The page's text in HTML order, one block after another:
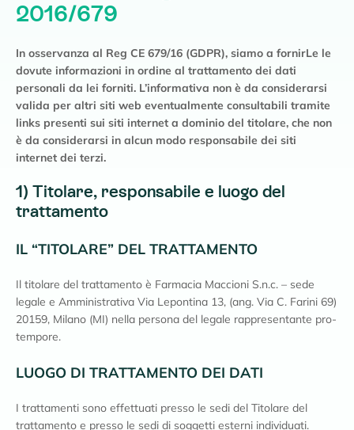
2016/679
In osservanza al Reg CE 679/16 (GDPR), siamo a fornirLe le
dovute informazioni in ordine al trattamento dei dati
personali da lei forniti. L’informativa non è da considerarsi
valida per altri siti web eventualmente consultabili tramite
links presenti sui siti internet a dominio del titolare, che non
è da considerarsi in alcun modo responsabile dei siti
internet dei terzi.
1) Titolare, responsabile e luogo del
trattamento
IL “TITOLARE” DEL TRATTAMENTO
Il titolare del trattamento è Farmacia Maccioni S.n.c. – sede
legale e Amministrativa Via Lepontina 13, (ang. Via C. Farini 69)
20159, Milano (MI) nella persona del legale rappresentante pro-
tempore.
LUOGO DI TRATTAMENTO DEI DATI
I trattamenti sono effettuati presso le sedi del Titolare del
trattamento e presso le sedi di soggetti esterni individuati.